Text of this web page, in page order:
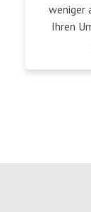
weniger
Ihren